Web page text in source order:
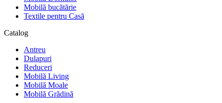
Mobilă bucătărie
Textile pentru Casă
Catalog
Antreu
Dulapuri
Reduceri
Mobilă Living
Mobilă Moale
Mobilă Grădină